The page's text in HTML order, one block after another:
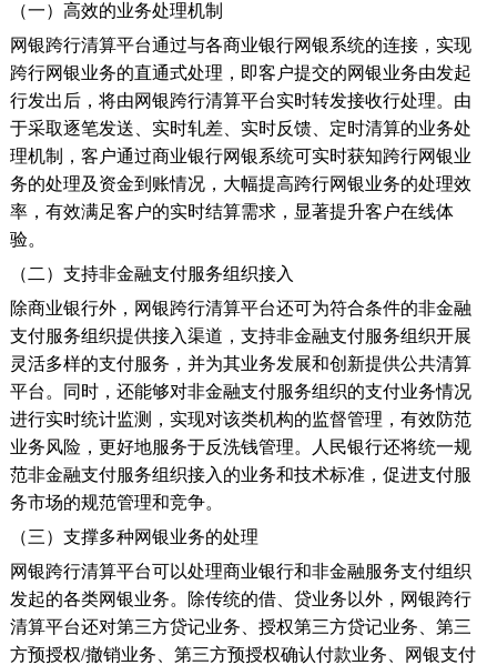
（一）高效的业务处理机制
网银跨行清算平台通过与各商业银行网银系统的连接，实现
跨行网银业务的直通式处理，即客户提交的网银业务由发起
行发出后，将由网银跨行清算平台实时转发接收行处理。由
于采取逐笔发送、实时轧差、实时反馈、定时清算的业务处
理机制，客户通过商业银行网银系统可实时获知跨行网银业
务的处理及资金到账情况，大幅提高跨行网银业务的处理效
率，有效满足客户的实时结算需求，显著提升客户在线体
验。
（二）支持非金融支付服务组织接入
除商业银行外，网银跨行清算平台还可为符合条件的非金融
支付服务组织提供接入渠道，支持非金融支付服务组织开展
灵活多样的支付服务，并为其业务发展和创新提供公共清算
平台。同时，还能够对非金融支付服务组织的支付业务情况
进行实时统计监测，实现对该类机构的监督管理，有效防范
业务风险，更好地服务于反洗钱管理。人民银行还将统一规
范非金融支付服务组织接入的业务和技术标准，促进支付服
务市场的规范管理和竞争。
（三）支撑多种网银业务的处理
网银跨行清算平台可以处理商业银行和非金融服务支付组织
发起的各类网银业务。除传统的借、贷业务以外，网银跨行
清算平台还对第三方贷记业务、授权第三方贷记业务、第三
方预授权/撤销业务、第三方预授权确认付款业务、网银支付